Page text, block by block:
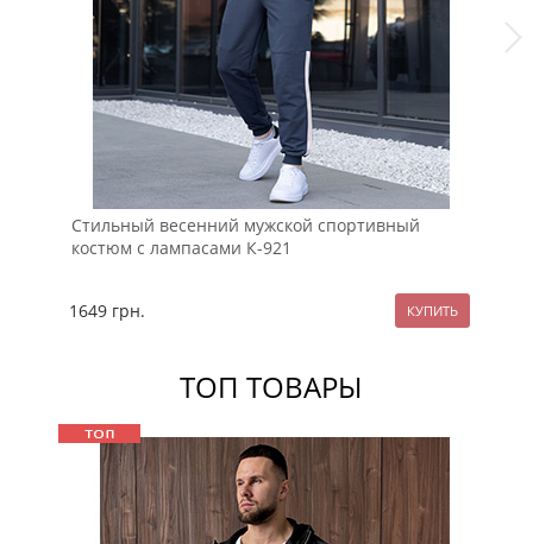
Стильный весенний мужской спортивный
костюм с лампасами К-921
1649 грн.
ТОП ТОВАРЫ